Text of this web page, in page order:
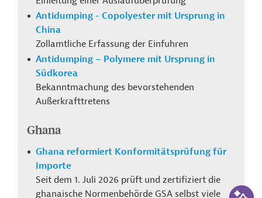
Antidumping - Copolyester mit Ursprung in
China
Zollamtliche Erfassung der Einfuhren
Antidumping – Polymere mit Ursprung in
Südkorea
Bekanntmachung des bevorstehenden
Außerkrafttretens
Ghana
Ghana reformiert Konformitätsprüfung für
Importe
Seit dem 1. Juli 2026 prüft und zertifiziert die
ghanaische Normenbehörde GSA selbst viele
KI-